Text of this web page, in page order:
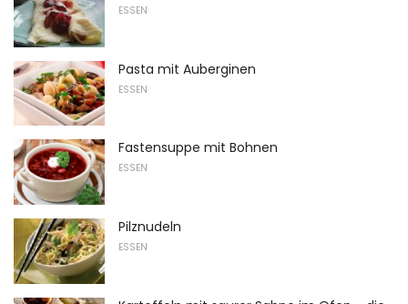
ESSEN
Pasta mit Auberginen
ESSEN
Fastensuppe mit Bohnen
ESSEN
Pilznudeln
ESSEN